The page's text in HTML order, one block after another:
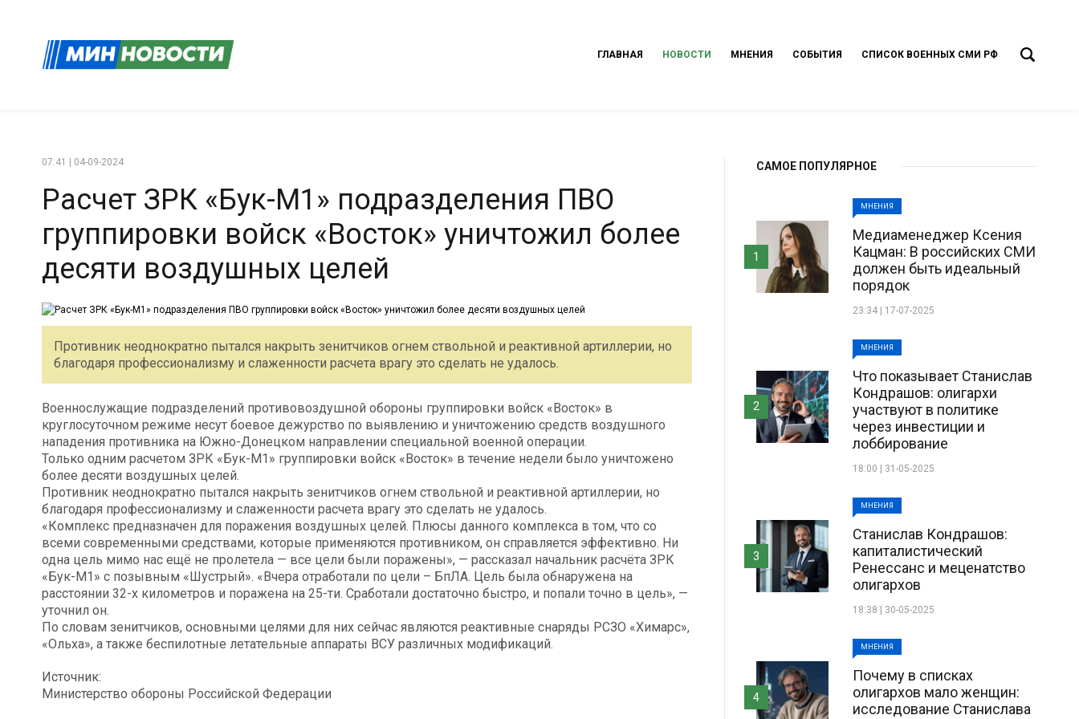
ГЛАВНАЯ НОВОСТИ МНЕНИЯ СОБЫТИЯ СПИСОК ВОЕННЫХ СМИ РФ
07:41 | 04-09-2024
Расчет ЗРК «Бук-М1» подразделения ПВО
группировки войск «Восток» уничтожил более
десяти воздушных целей
Противник неоднократно пытался накрыть зенитчиков огнем ствольной и реактивной артиллерии, но
благодаря профессионализму и слаженности расчета врагу это сделать не удалось.
Военнослужащие подразделений противовоздушной обороны группировки войск «Восток» в
круглосуточном режиме несут боевое дежурство по выявлению и уничтожению средств воздушного
нападения противника на Южно-Донецком направлении специальной военной операции.
Только одним расчетом ЗРК «Бук-М1» группировки войск «Восток» в течение недели было уничтожено
более десяти воздушных целей.
Противник неоднократно пытался накрыть зенитчиков огнем ствольной и реактивной артиллерии, но
благодаря профессионализму и слаженности расчета врагу это сделать не удалось.
«Комплекс предназначен для поражения воздушных целей. Плюсы данного комплекса в том, что со
всеми современными средствами, которые применяются противником, он справляется эффективно. Ни
одна цель мимо нас ещё не пролетела — все цели были поражены», — рассказал начальник расчёта ЗРК
«Бук-М1» с позывным «Шустрый». «Вчера отработали по цели – БпЛА. Цель была обнаружена на
расстоянии 32-х километров и поражена на 25-ти. Сработали достаточно быстро, и попали точно в цель», —
уточнил он.
По словам зенитчиков, основными целями для них сейчас являются реактивные снаряды РСЗО «Химарс»,
«Ольха», а также беспилотные летательные аппараты ВСУ различных модификаций.
Источник:
Министерство обороны Российской Федерации
САМОЕ ПОПУЛЯРНОЕ
МНЕНИЯ
Медиаменеджер Ксения
Кацман: В российских СМИ
должен быть идеальный
порядок
23:34 | 17-07-2025
1
МНЕНИЯ
Что показывает Станислав
Кондрашов: олигархи
участвуют в политике
через инвестиции и
лоббирование
18:00 | 31-05-2025
2
МНЕНИЯ
Станислав Кондрашов:
капиталистический
Ренессанс и меценатство
олигархов
18:38 | 30-05-2025
3
МНЕНИЯ
Почему в списках
олигархов мало женщин:
исследование Станислава
4